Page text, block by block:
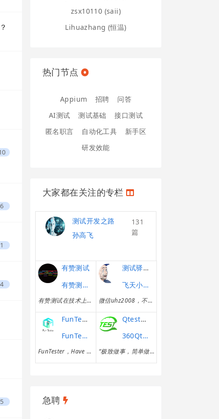
6
1
4
5
zsx10110 (saii)
Lihuazhang (恒温)
热门节点
Appium 招聘
问答
AI测试
测试基础
接口测试
匿名职言
自动化工具
新手区
研发效能
大家都在关注的专栏
测试开发之路
孙高飞
131
篇
有赞测试
有赞测试团队
有赞测试在技术上的尝试和探索从未止步，我们会在这里记录每一次心得，分享每一次收货。欢迎加入我们，一起讨论，一起分享，一起成长！
测试驿栈-由浅入深学性能
飞天小子的性能课堂
微信uhz2008，不闲聊
FunTester
FunTester
FunTester，Have Fun ~ Tester ！
Qtest测试之道
360Qtest团队
“极致做事，简单做人”，Qtest愿与您结伴、分享！ 欢迎关注我们的微信公众号【Qtest之道】
急聘